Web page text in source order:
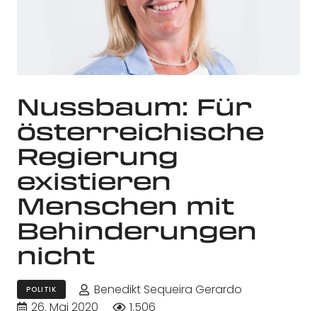
Nussbaum: Für
österreichische
Regierung
existieren
Menschen mit
Behinderungen
nicht
POLITIK
Benedikt Sequeira Gerardo
26. Mai 2020
1.506